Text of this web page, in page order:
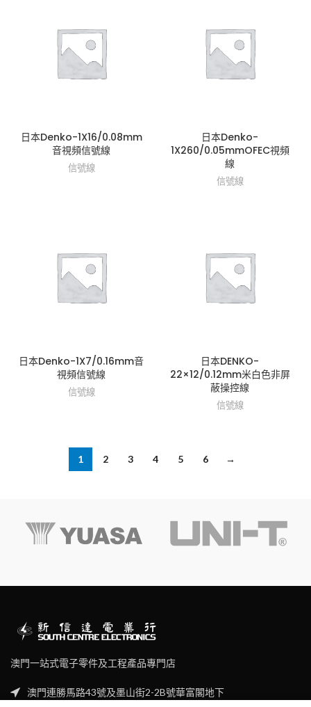
日本Denko-1X16/0.08mm
音視頻信號線
信號線
日本Denko-
1X260/0.05mmOFEC視頻
線
信號線
日本Denko-1X7/0.16mm音
視頻信號線
信號線
日本DENKO-
22×12/0.12mm米白色非屏
蔽操控線
信號線
1 2 3 4 5 6 →
澳門一站式電子零件及工程產品專門店
澳門連勝馬路43號及墨山街2-2B號華富閣地下